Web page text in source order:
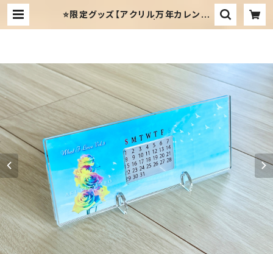
⭐️限定グッズ【アクリル万年カレンダ